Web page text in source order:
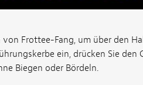
Frottee-Fang, um über den
ein, drücken Sie den
Biegen oder Bördeln.